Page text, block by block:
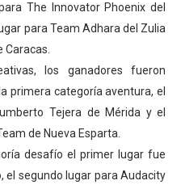
The Innovator Phoenix del
para Team Adhara del Zulia
Caracas.
los ganadores fueron
primera categoría aventura, el
Tejera de Mérida y el
de Nueva Esparta.
desafío el primer lugar fue
el segundo lugar para Audacity